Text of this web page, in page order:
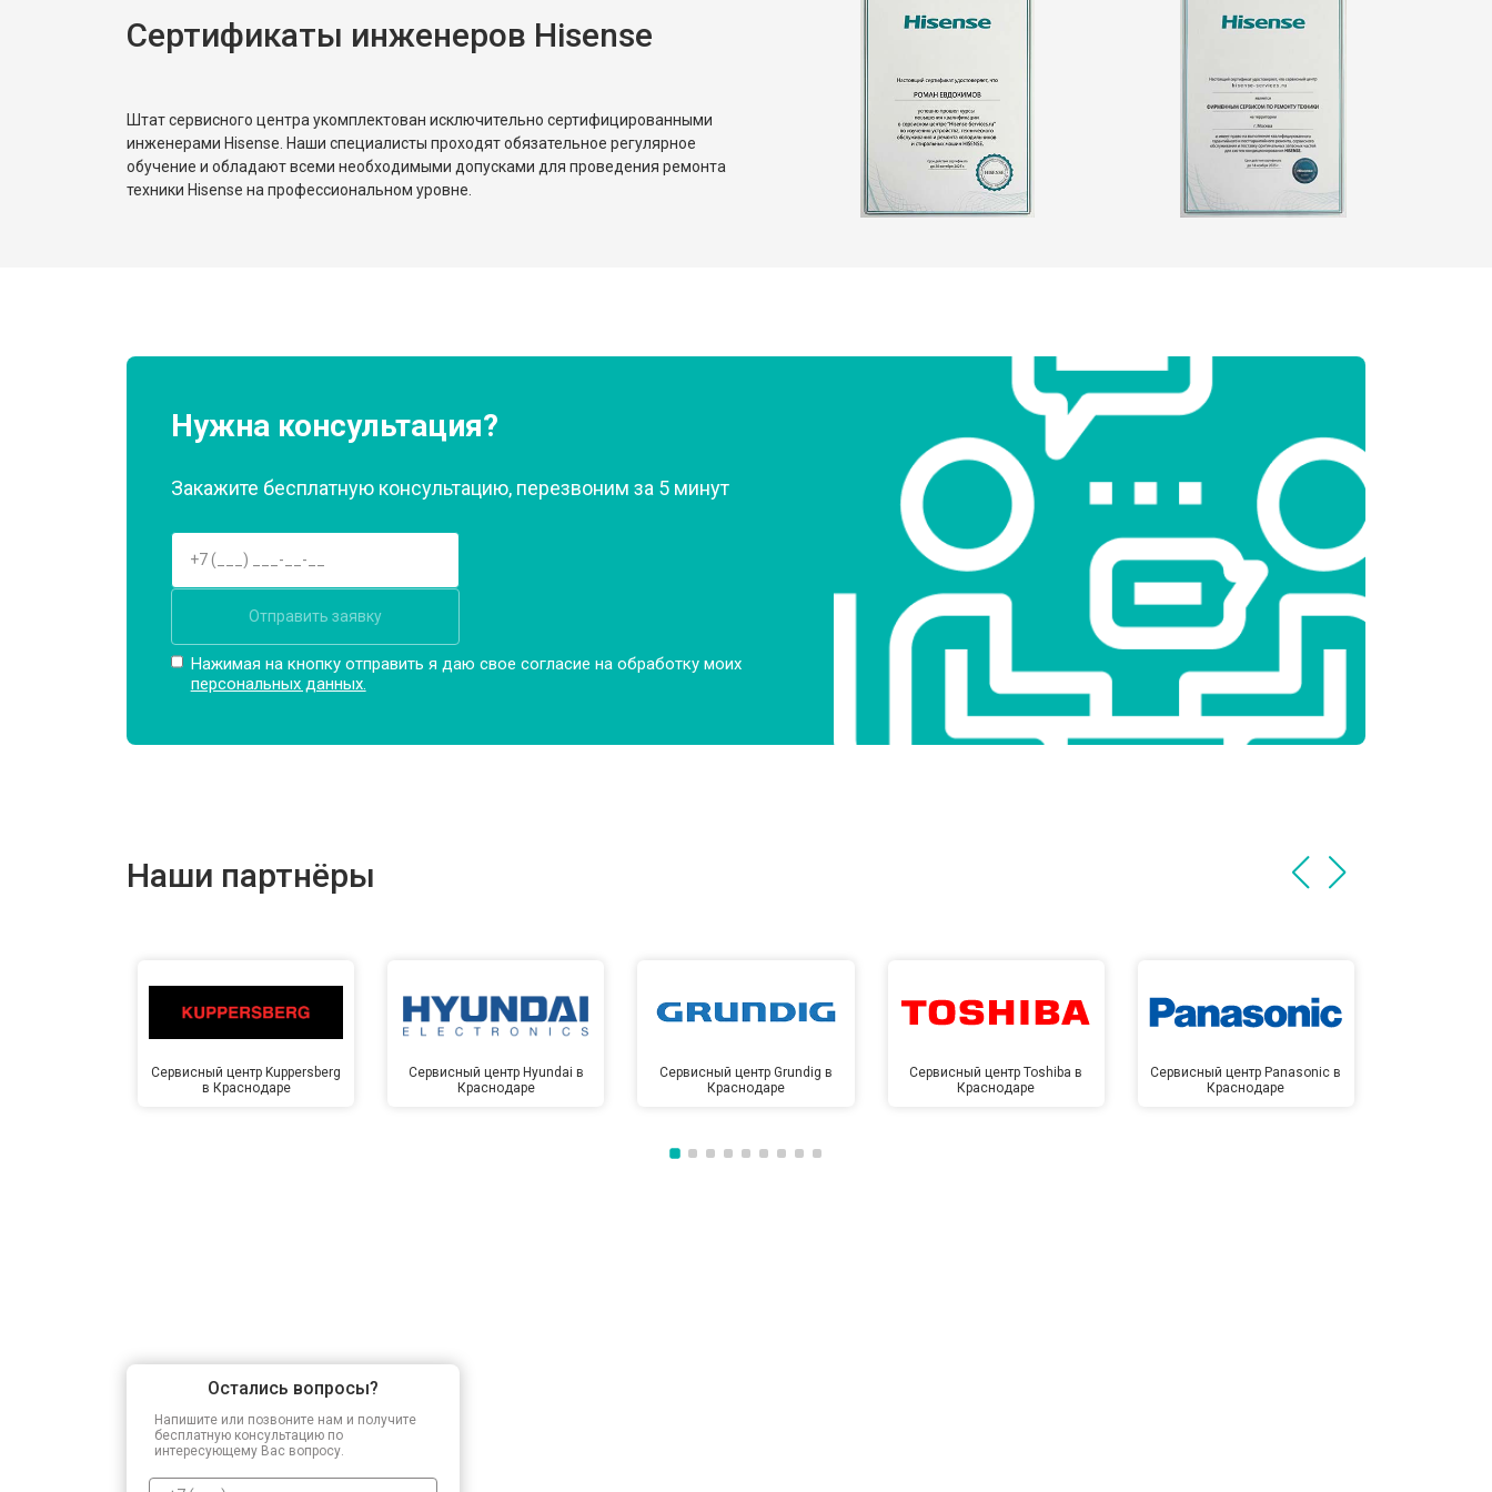
Сертификаты инженеров Hisense
Штат сервисного центра укомплектован исключительно сертифицированными
инженерами Hisense. Наши специалисты проходят обязательное регулярное
обучение и обладают всеми необходимыми допусками для проведения ремонта
техники Hisense на профессиональном уровне.
Нужна консультация?
Закажите бесплатную консультацию, перезвоним за 5 минут
Отправить заявку
Нажимая на кнопку отправить я даю свое согласие на обработку моих
персональных данных.
Наши партнёры
Сервисный центр Kuppersberg
в Краснодаре
Сервисный центр Hyundai в
Краснодаре
Сервисный центр Grundig в
Краснодаре
Сервисный центр Toshiba в
Краснодаре
Сервисный центр Panasonic в
Краснодаре
Остались вопросы?
Напишите или позвоните нам и получите
бесплатную консультацию по
интересующему Вас вопросу.